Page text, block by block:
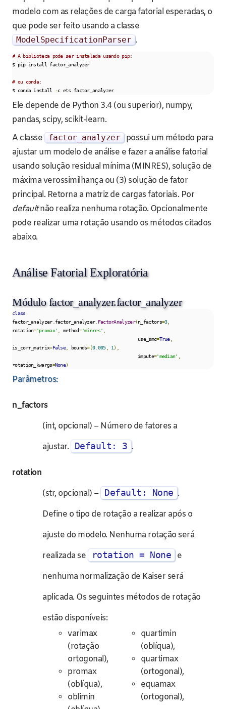
modelo com as relações de carga fatorial esperadas, o
que pode ser feito usando a classe
ModelSpecificationParser .
# A biblioteca pode ser instalada usando pip:
$ pip install factor_analyzer
# ou conda:
$ conda install -c ets factor_analyzer
Ele depende de Python 3.4 (ou superior), numpy,
pandas, scipy, scikit-learn.
A classe
factor_analyzer
possui um método para
ajustar um modelo de análise e fazer a análise fatorial
usando solução residual mínima (MINRES), solução de
máxima verossimilhança ou (3) solução de fator
principal. Retorna a matriz de cargas fatoriais. Por
defaultnão realiza nenhuma rotação. Opcionalmente
pode realizar uma rotação usando os métodos citados
abaixo.
Análise Fatorial Exploratória
Módulo factor_analyzer.factor_analyzer
class
factor_analyzer. factor_analyzer. FactorAnalyzer(n_factors=3,
rotation='promax' method='minres'
                                               use_smc
=True,
is_corr_matrix=False, bounds=(0.005, 1 ),
                                               impute
='median'
rotation_kwargs=None)
Parâmetros:
n_factors
(int, opcional) – Número de fatores a
ajustar.
Default: 3 .
rotation
(str, opcional) –
Default: None .
Define o tipo de rotação a realizar após o
ajuste do modelo. Nenhuma rotação será
realizada se
rotation = None
e
nenhuma normalização de Kaiser será
aplicada. Os seguintes métodos de rotação
estão disponíveis:
varimax
(rotação
ortogonal),
promax
(oblíqua),
oblimin
quartimin
(oblíqua),
quartimax
(ortogonal),
equamax
(ortogonal),